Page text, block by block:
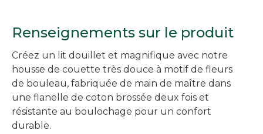
Renseignements sur le produit
Créez un lit douillet et magnifique avec notre
housse de couette très douce à motif de fleurs
de bouleau, fabriquée de main de maître dans
une flanelle de coton brossée deux fois et
résistante au boulochage pour un confort
durable.